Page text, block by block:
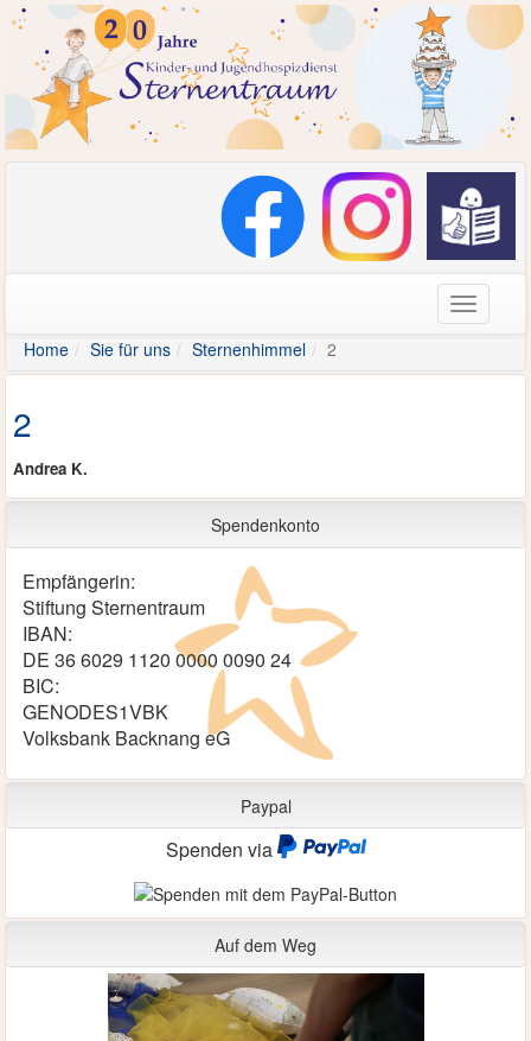
Home
Sie für uns Sternenhimmel 2
2
Andrea K.
Spendenkonto
Empfängerin:
Stiftung Sternentraum
IBAN:
DE 36 6029 1120 0000 0090 24
BIC:
GENODES1VBK
Volksbank Backnang eG
Paypal
Spenden via
Auf dem Weg